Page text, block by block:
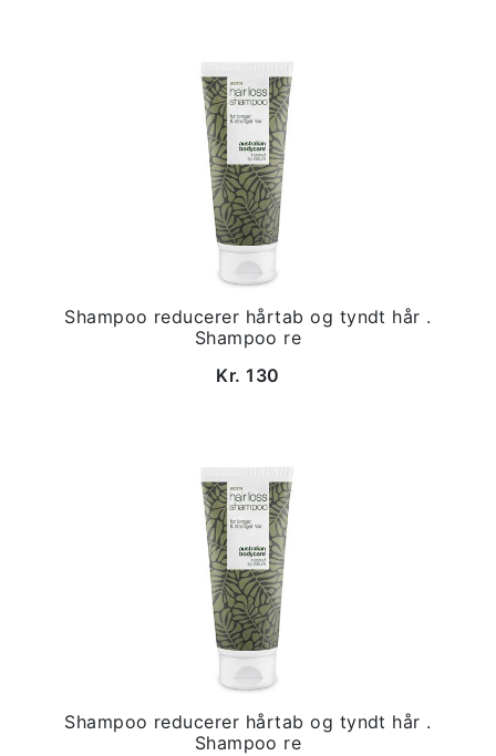
Shampoo reducerer hårtab og tyndt hår .
Shampoo re
Kr. 130
Shampoo reducerer hårtab og tyndt hår .
Shampoo re